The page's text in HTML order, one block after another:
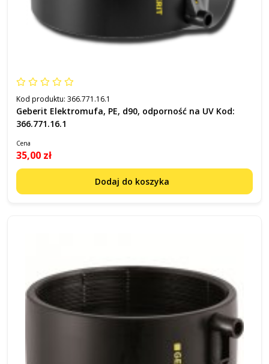
Kod produktu: 366.771.16.1
Geberit Elektromufa, PE, d90, odporność na UV Kod:
366.771.16.1
Cena
35,00 zł
Dodaj do koszyka